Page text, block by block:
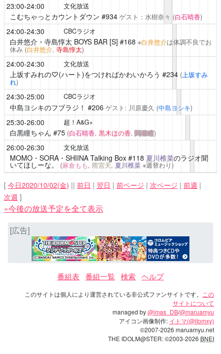
23:00-24:00 文化放送
こむちゃっとカウントダウン #934 ゲスト：水樹奈々 (白石晴香)
24:00-24:30 CBCラジオ
白井悠介・寺島惇太 BOYS BAR [S] #168 ※白井悠介は体調不良でお
休み (白井悠介, 寺島惇太)
24:00-24:30 文化放送
上坂すみれの♡(ハート)をつければかわいかろう #234 (上坂すみ
れ)
24:30-25:00 CBCラジオ
中島ヨシキのフブラジ！ #206 ゲスト: 川原慶久 (中島ヨシキ)
25:30-26:00 超！A&G+
白黒瞳ちゃん #75 (白石晴香, 黒木ほの香,関根瞳)
26:00-26:30 文化放送
MOMO・SORA・SHIINA Talking Box#118 夏川椎菜のラジオ聞
いてほしーな。 (麻倉もも, 雨宮天, 夏川椎菜※週替わり)
[ 今日2020/10/02(金) || 前日 | 翌日 | 前ページ | 次ページ | 前週 |
次週 ]
»今後の放送予定を全て表示
[広告]
番組表 番組一覧 検索 ヘルプ
このサイトは個人により運営されている非公式ファンサイトです。
この
サイトについて
managed by@imas_DB/@maruamyu
アイコン画像制作: イトマ(@itomxy)
©2007-2026 maruamyu.net
THE IDOLM@STER: ©2003-2026 BNEI